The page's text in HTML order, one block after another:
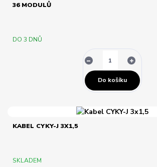
36 MODULŮ
DO 3 DNŮ
Do košíku
KABEL CYKY-J 3X1,5
SKLADEM